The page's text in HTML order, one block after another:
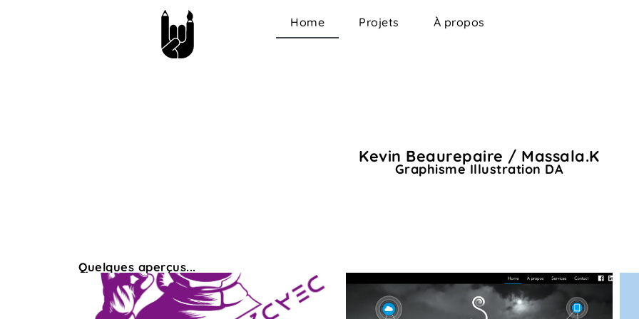
Home Projets À propos
Kevin Beaurepaire / Massala.K
Graphisme Illustration DA
Quelques aperçus...